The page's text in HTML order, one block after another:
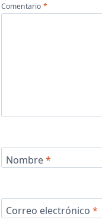
Comentario *
Nombre*
Correo electrónico *